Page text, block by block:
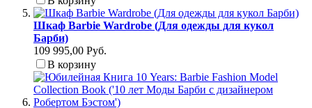
Шкаф Barbie Wardrobe (Для одежды для кукол
Барби)
109 995,00 Руб.
В корзину